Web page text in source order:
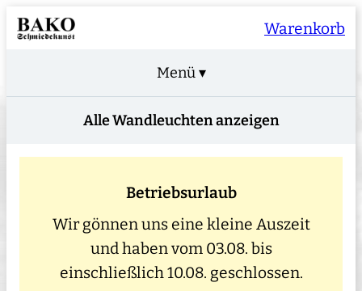
Warenkorb
Menü ▾
Alle Wandleuchten anzeigen
Betriebsurlaub
Wir gönnen uns eine kleine Auszeit
und haben vom 03.08. bis
einschließlich 10.08. geschlossen.